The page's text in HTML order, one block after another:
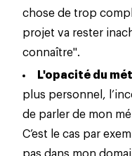
chose de trop
projet va rester
connaître".
L'opacité du
plus personnel,
de parler de mon
C’est le cas par
pas dans mon